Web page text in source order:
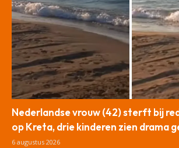
Nederlandse vrouw (42) sterft bij
op Kreta, drie kinderen zien drama
6 augustus 2026